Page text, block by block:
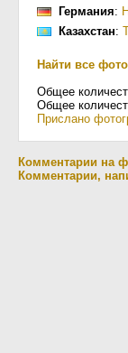
Германия:
Казахстан:
Найти все
Общее
Общее
Прислано
Комментарии на
Комментарии,